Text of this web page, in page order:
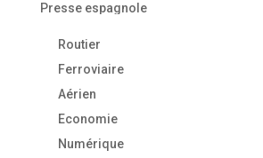
Presse espagnole
Routier
Ferroviaire
Aérien
Economie
Numérique